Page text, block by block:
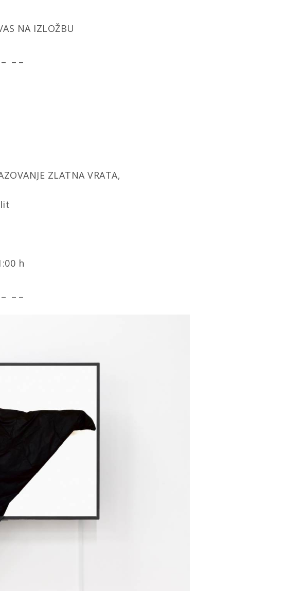
NA IZLOŽBU
ZLATNA VRATA,
h